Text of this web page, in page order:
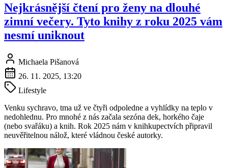
Nejkrásnější čtení pro ženy na dlouhé
zimní večery. Tyto knihy z roku 2025 vám
nesmí uniknout
Michaela Pišanová
26. 11. 2025, 13:20
Lifestyle
Venku sychravo, tma už ve čtyři odpoledne a vyhlídky na teplo v
nedohlednu. Pro mnohé z nás začala sezóna dek, horkého čaje
(nebo svařáku) a knih. Rok 2025 nám v knihkupectvích připravil
neuvěřitelnou nálož, které vládnou české autorky.